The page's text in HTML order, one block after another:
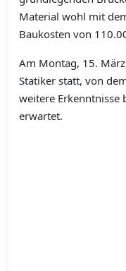
Material wohl mit
Baukosten von
Am Montag, 15.
Statiker statt, von
weitere Erkenntnisse
erwartet.